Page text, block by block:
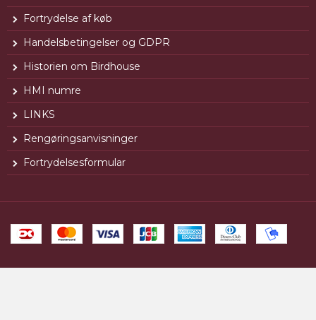
Fortrydelse af køb
Handelsbetingelser og GDPR
Historien om Birdhouse
HMI numre
LINKS
Rengøringsanvisninger
Fortrydelsesformular